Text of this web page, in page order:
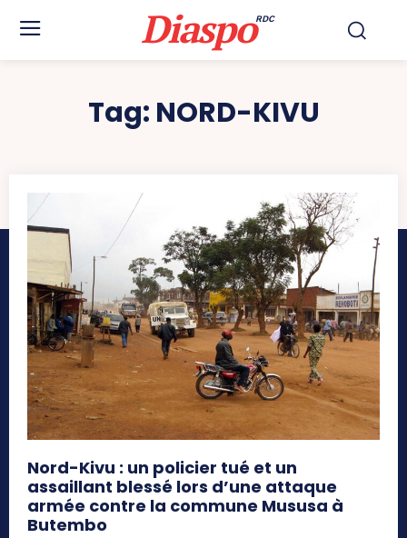
DiaspoRDC
Tag: NORD-KIVU
Nord-Kivu : un policier tué et un
assaillant blessé lors d’une attaque
armée contre la commune Mususa à
Butembo